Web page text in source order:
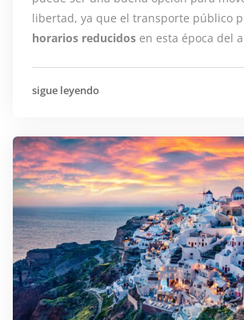
libertad, ya que el transporte público
horarios reducidos en esta época del
sigue leyendo